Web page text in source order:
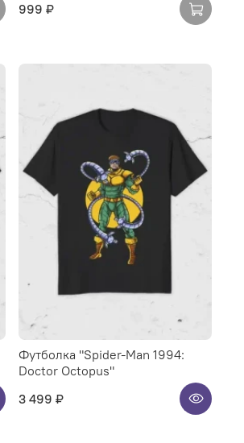
999 ₽
Футболка "Spider-Man 1994:
Doctor Octopus"
3 499 ₽